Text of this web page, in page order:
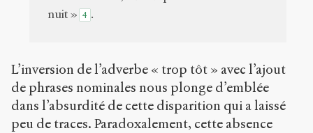
nuit » 4 .
L’inversion de l’adverbe « trop tôt » avec l’ajout
de phrases nominales nous plonge d’emblée
dans l’absurdité de cette disparition qui a laissé
peu de traces. Paradoxalement, cette absence